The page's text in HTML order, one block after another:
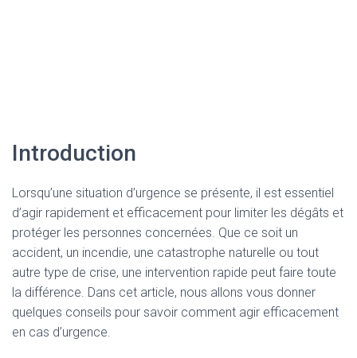
Introduction
Lorsqu’une situation d’urgence se présente, il est essentiel
d’agir rapidement et efficacement pour limiter les dégâts et
protéger les personnes concernées. Que ce soit un
accident, un incendie, une catastrophe naturelle ou tout
autre type de crise, une intervention rapide peut faire toute
la différence. Dans cet article, nous allons vous donner
quelques conseils pour savoir comment agir efficacement
en cas d’urgence.